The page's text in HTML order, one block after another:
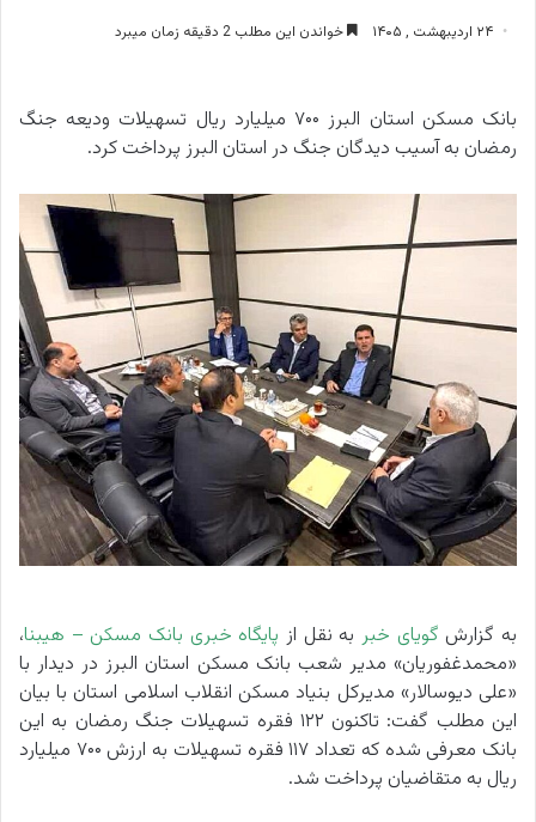
۲۴ اردیبهشت , ۱۴۰۵ خواندن این مطلب 2 دقیقه زمان میبرد
بانک مسکن استان البرز ۷۰۰ میلیارد ریال تسهیلات ودیعه جنگ
رمضان به آسیب دیدگان جنگ در استان البرز پرداخت کرد.
به گزارش گویای خبربه نقل از پایگاه خبری بانک مسکن– هیبنا،
«محمدغفوریان» مدیر شعب بانک مسکن استان البرز در دیدار با
«علی دیوسالار» مدیرکل بنیاد مسکن انقلاب اسلامی استان با بیان
این مطلب گفت: تاکنون ۱۲۲ فقره تسهیلات جنگ رمضان به این
بانک معرفی شده که تعداد ۱۱۷ فقره تسهیلات به ارزش ۷۰۰ میلیارد
ریال به متقاضیان پرداخت شد.